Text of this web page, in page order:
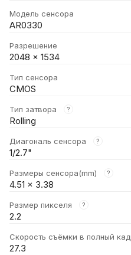
Модель сенсора
AR0330
Разрешение
2048 × 1534
Тип сенсора
CMOS
Тип затвора ?
Rolling
Диагональ сенсора ?
1/2.7"
Размеры сенсора(mm) ?
4.51 × 3.38
Размер пикселя ?
2.2
Скорость съёмки в полный
27.3